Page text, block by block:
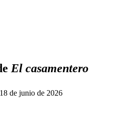
El casamentero
de junio de 2026